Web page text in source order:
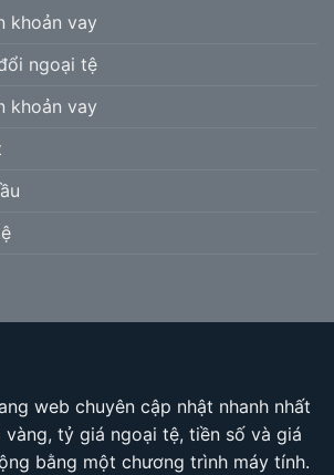
khoản vay
ngoại tệ
khoản vay
web chuyên cập nhật nhanh nhất
tỷ giá ngoại tệ, tiền số và giá
bằng một chương trình máy tính.